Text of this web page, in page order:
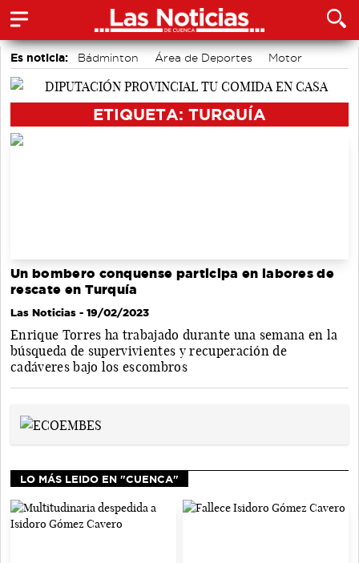
Es noticia: Bádminton Área de Deportes
Motor
accidentes laborales
ETIQUETA: TURQUÍA
Un bombero conquense participa en labores de
rescate en Turquía
Las Noticias - 19/02/2023
Enrique Torres ha trabajado durante una semana en la
búsqueda de supervivientes y recuperación de
cadáveres bajo los escombros
LO MÁS LEIDO EN "CUENCA"